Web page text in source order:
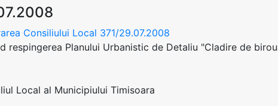
Consiliului Local 371/29.07.2008
respingerea Planului Urbanistic de Detaliu "Cladire de
Local al Municipiului Timisoara